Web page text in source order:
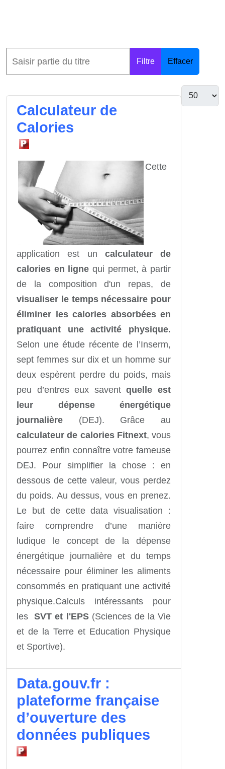
Filtre Effacer
Calculateur de
Calories
Cette
application est un calculateur de
calories en ligne qui permet, à partir
de la composition d'un repas, de
visualiser le temps nécessaire pour
éliminer les calories absorbées en
pratiquant une activité physique.
Selon une étude récente de l’Inserm,
sept femmes sur dix et un homme sur
deux espèrent perdre du poids, mais
peu d’entres eux saventquelle est
leur dépense énergétique
journalière (DEJ). Grâce au
calculateur de calories Fitnext, vous
pourrez enfin connaître votre fameuse
DEJ. Pour simplifier la chose : en
dessous de cette valeur, vous perdez
du poids. Au dessus, vous en prenez.
Le but de cette data visualisation :
faire comprendre d’une manière
ludique le concept de la dépense
énergétique journalière et du temps
nécessaire pour éliminer les aliments
consommés en pratiquant une activité
physique.Calculs intéressants pour
les SVT et l'EPS(Sciences de la Vie
et de la Terre et Education Physique
et Sportive).
Data.gouv.fr :
plateforme française
d’ouverture des
données publiques